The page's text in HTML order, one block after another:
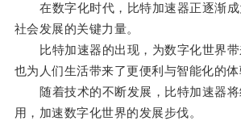
在数字化时代，比特加速器正逐渐成
社会发展的关键力量。
比特加速器的出现，为数字化世界带
也为人们生活带来了更便利与智能化的体
随着技术的不断发展，比特加速器将
用，加速数字化世界的发展步伐。